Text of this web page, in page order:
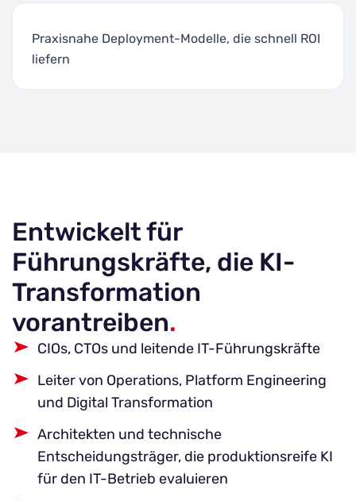
Praxisnahe Deployment-Modelle, die schnell ROI
liefern
Entwickelt für
Führungskräfte, die KI-
Transformation
vorantreiben.
CIOs, CTOs und leitende IT-Führungskräfte
Leiter von Operations, Platform Engineering
und Digital Transformation
Architekten und technische
Entscheidungsträger, die produktionsreife KI
für den IT-Betrieb evaluieren